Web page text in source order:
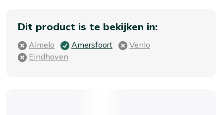
Dit product is te bekijken in:
Almelo Amersfoort
Venlo
Eindhoven